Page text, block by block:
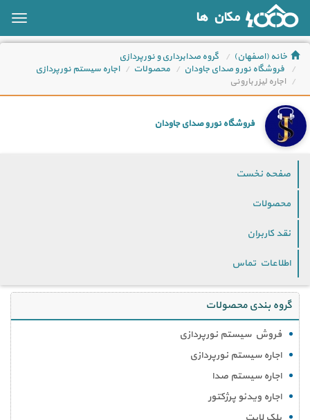
مکان ها
خانه (اصفهان)
گروه صدابرداری و نورپردازی
فروشگاه نور و صدای جاودان
محصولات
اجاره سیستم نورپردازی
اجاره لیزر بارونی
فروشگاه نور و صدای جاودان
صفحه نخست
محصولات
نقد کاربران
اطلاعات تماس
گروه بندی محصولات
فروش سیستم نورپردازی
اجاره سیستم نورپردازی
اجاره سیستم صدا
اجاره ویدئو پرژکتور